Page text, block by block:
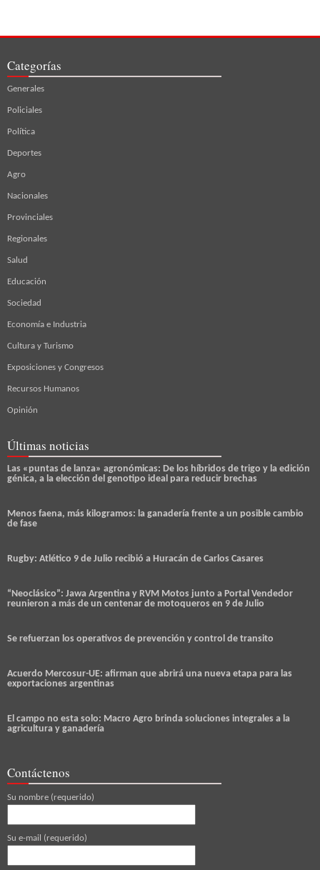
Categorías
Generales
Policiales
Política
Deportes
Agro
Nacionales
Provinciales
Regionales
Salud
Educación
Sociedad
Economía e Industria
Cultura y Turismo
Exposiciones y Congresos
Recursos Humanos
Opinión
Últimas noticias
Las «puntas de lanza» agronómicas: De los híbridos de trigo y la edición
génica, a la elección del genotipo ideal para reducir brechas
Menos faena, más kilogramos: la ganadería frente a un posible cambio
de fase
Rugby: Atlético 9 de Julio recibió a Huracán de Carlos Casares
“Neoclásico”: Jawa Argentina y RVM Motos junto a Portal Vendedor
reunieron a más de un centenar de motoqueros en 9 de Julio
Se refuerzan los operativos de prevención y control de transito
Acuerdo Mercosur-UE: afirman que abrirá una nueva etapa para las
exportaciones argentinas
El campo no esta solo: Macro Agro brinda soluciones integrales a la
agricultura y ganadería
Contáctenos
Su nombre (requerido)
Su e-mail (requerido)